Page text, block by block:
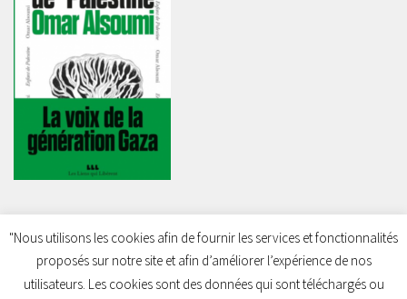
Charleroi Pour la Palestine © 2026. Tous droits réservés.
"Nous utilisons les cookies afin de fournir les services et fonctionnalités
proposés sur notre site et afin d’améliorer l’expérience de nos
utilisateurs. Les cookies sont des données qui sont téléchargés ou